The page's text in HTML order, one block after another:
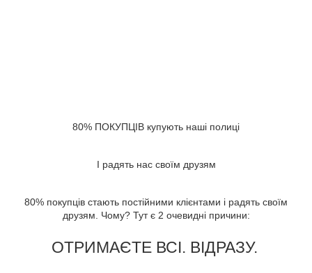
80% ПОКУПЦІВ купують наші полиці
І радять нас своїм друзям
80% покупців стають постійними клієнтами і радять своїм
друзям. Чому? Тут є 2 очевидні причини:
ОТРИМАЄТЕ ВСІ. ВІДРАЗУ.